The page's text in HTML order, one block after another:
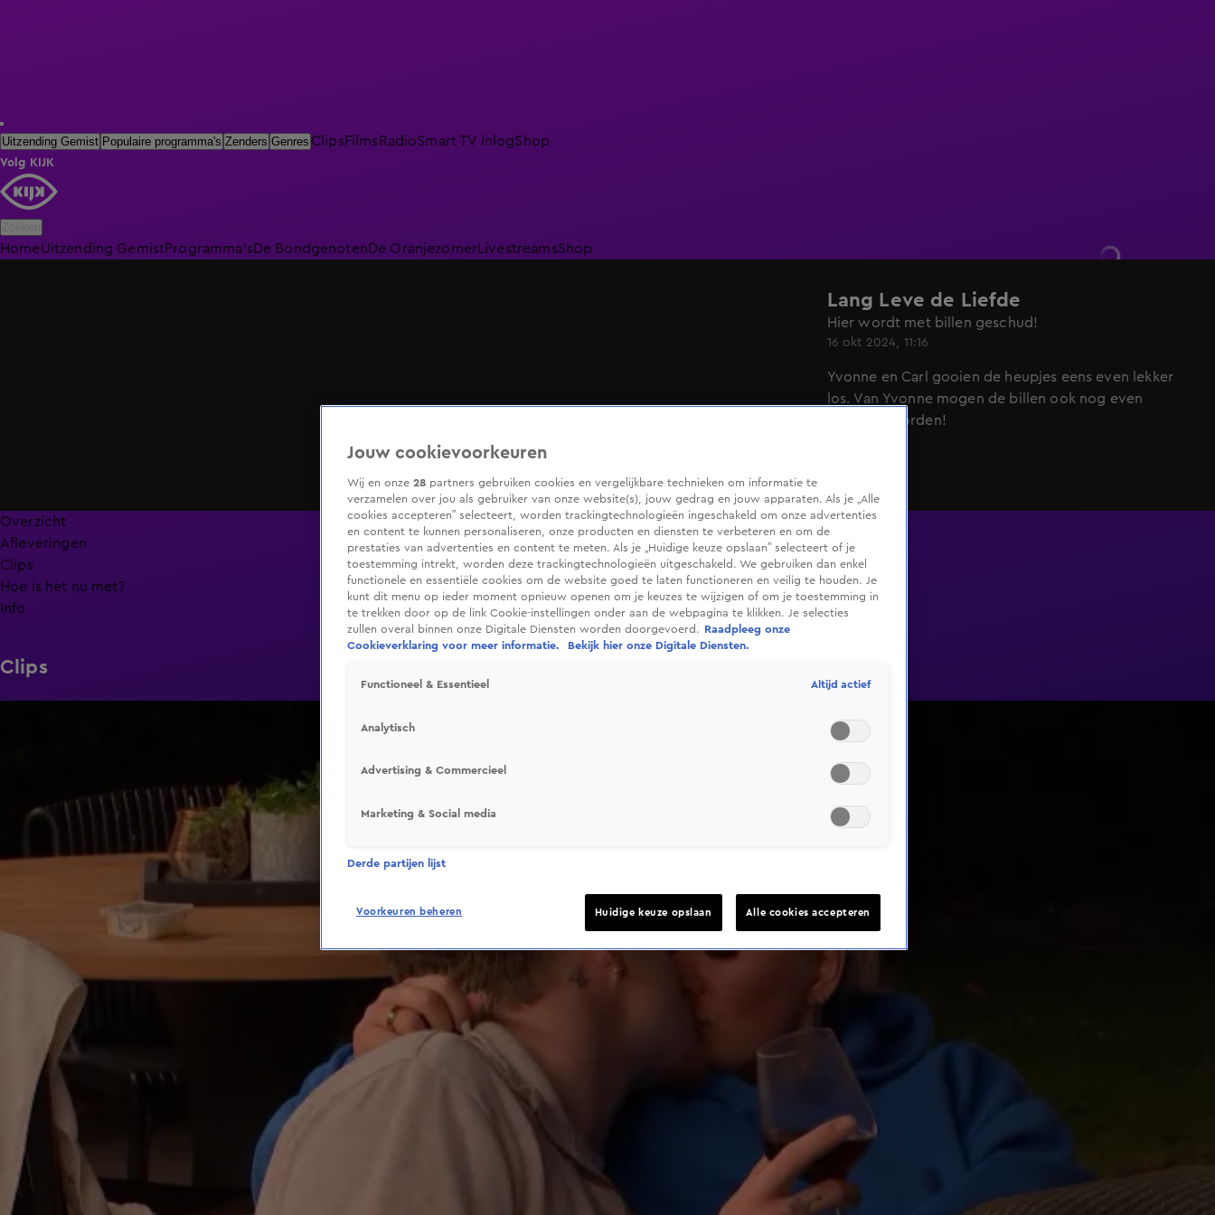
Uitzending Gemist Populaire programma's Zenders Genres ClipsFilmsRadioSmart TV inlogShop
Volg KIJK
HomeUitzending GemistProgramma'sDe BondgenotenDe Oranjezomer LivestreamsShop
Lang Leve de Liefde
Hier wordt met billen geschud!
16 okt 2024, 11:16
Yvonne en Carl gooien de heupjes eens even lekker
los. Van Yvonne mogen de billen ook nog even
geschud worden!
Overzicht
Afleveringen
Clips
Hoe is het nu met?
Info
Clips
Jouw cookievoorkeuren
Wij en onze 28 partners gebruiken cookies en vergelijkbare technieken om informatie te
verzamelen over jou als gebruiker van onze website(s), jouw gedrag en jouw apparaten. Als je „Alle
cookies accepteren” selecteert, worden trackingtechnologieën ingeschakeld om onze advertenties
en content te kunnen personaliseren, onze producten en diensten te verbeteren en om de
prestaties van advertenties en content te meten. Als je „Huidige keuze opslaan” selecteert of je
toestemming intrekt, worden deze trackingtechnologieën uitgeschakeld. We gebruiken dan enkel
functionele en essentiële cookies om de website goed te laten functioneren en veilig te houden. Je
kunt dit menu op ieder moment opnieuw openen om je keuzes te wijzigen of om je toestemming in
te trekken door op de link Cookie-instellingen onder aan de webpagina te klikken. Je selecties
zullen overal binnen onze Digitale Diensten worden doorgevoerd.
Raadpleeg onze
Cookieverklaring voor meer informatie.
Bekijk hier onze Digitale Diensten.
Functioneel & Essentieel Altijd actief
Analytisch
Advertising & Commercieel
Marketing & Social media
Derde partijen lijst
Voorkeuren beheren Huidige keuze opslaan Alle cookies accepteren